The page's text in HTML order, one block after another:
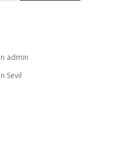
admin
Sevil